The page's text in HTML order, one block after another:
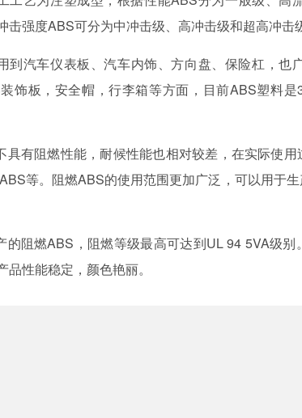
击强度ABS可分为中冲击级、高冲击级和超高冲击
到汽车仪表板、汽车内饰、方向盘、保险杠，也
饰板，安全帽，行李箱等方面，目前ABS塑料
具有阻燃性能，耐候性能也相对较差，在实际使
等。阻燃ABS的使用范围更加广泛，可以用于
的阻燃ABS，阻燃等级最高可达到UL 94 5VA级
性能稳定，颜色艳丽。